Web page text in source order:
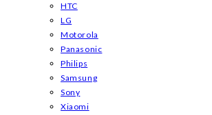
HTC
LG
Motorola
Panasonic
Philips
Samsung
Sony
Xiaomi